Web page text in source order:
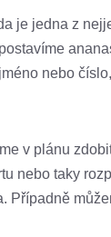
je jedna z
nebo
v plánu
nebo taky
Případně